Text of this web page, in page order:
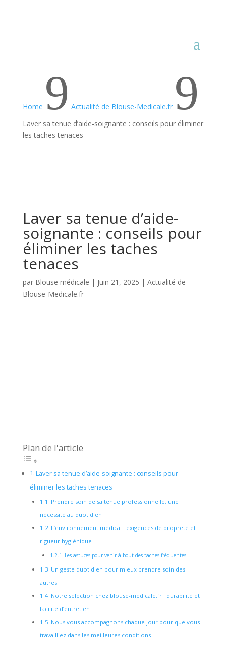
Home 9 Actualité de Blouse-Medicale.fr 9
Laver sa tenue d’aide-soignante : conseils pour éliminer
les taches tenaces
Laver sa tenue d’aide-
soignante : conseils pour
éliminer les taches
tenaces
par Blouse médicale | Juin 21, 2025 | Actualité de
Blouse-Medicale.fr
Plan de l'article
Laver sa tenue d’aide-soignante : conseils pour
éliminer les taches tenaces
Prendre soin de sa tenue professionnelle, une
nécessité au quotidien
L’environnement médical : exigences de propreté et
rigueur hygiénique
Les astuces pour venir à bout des taches fréquentes
Un geste quotidien pour mieux prendre soin des
autres
Notre sélection chez blouse-medicale.fr : durabilité et
facilité d’entretien
Nous vous accompagnons chaque jour pour que vous
travailliez dans les meilleures conditions